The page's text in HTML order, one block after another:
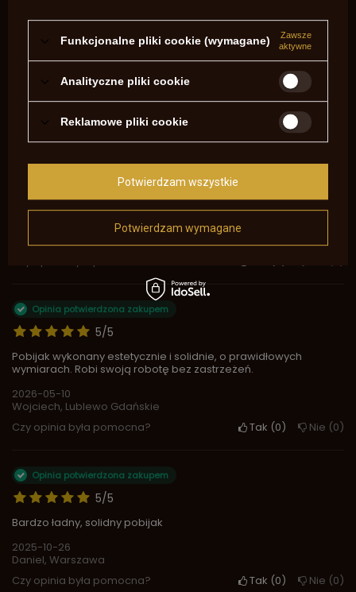
0
Kliknij ocenę aby filtrować opinie
Wszystko ok. Bardzo dziękuję :)
5/5
Opinia potwierdzona zakupem
Pobijak wykonany estetycznie i solidnie, o prawidłowych
wymiarach. Robi swoją robotę bez zastrzeżeń.
2026-05-10
Wojciech, Lublewo Gdańskie
Czy opinia była pomocna?
Tak 0 Nie 0
5/5
Opinia potwierdzona zakupem
Bardzo ładny, solidny pobijak
2025-10-26
Daniel, Warszawa
Czy opinia była pomocna?
Tak 0 Nie 0
Funkcjonalne pliki cookie (wymagane)
Zawsze
aktywne
Analityczne pliki cookie
Reklamowe pliki cookie
Potwierdzam wymagane
Potwierdzam wszystkie